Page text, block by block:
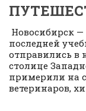
Новосибирск
последней
отправились в
столице
примерили на
ветеринаров,